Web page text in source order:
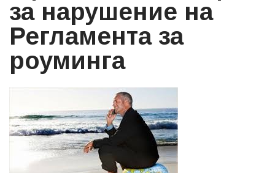
за нарушение на
Регламента за
роуминга